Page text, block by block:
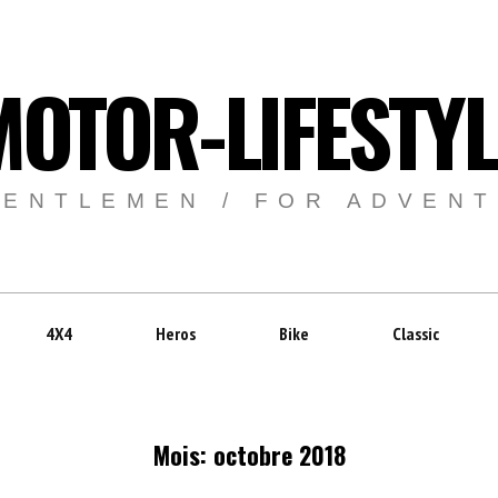
/ FOR
4X4 Heros Bike Classic
Mois: octobre 2018